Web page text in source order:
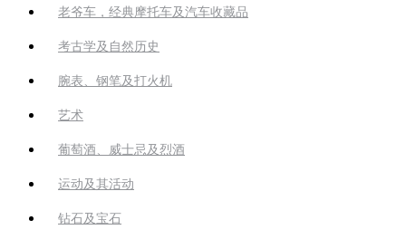
老爷车，经典摩托车及汽车收藏品
考古学及自然历史
腕表、钢笔及打火机
艺术
葡萄酒、威士忌及烈酒
运动及其活动
钻石及宝石